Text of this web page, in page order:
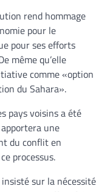
rend hommage
pour le
pour ses efforts
même qu’elle
comme «option
du Sahara».
pays voisins a été
une
du conflit en
processus.
sur la nécessité